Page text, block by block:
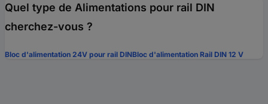
Quel type de Alimentations pour rail DIN
cherchez-vous ?
Bloc d'alimentation 24V pour rail DINBloc d'alimentation Rail DIN 12 V